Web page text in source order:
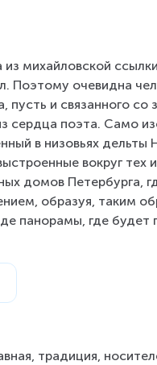
михайловской
Поэтому очевидна
и связанного со
сердца поэта. Само
в низовьях дельты
вокруг тех
домов Петербурга,
образуя, таким
панорамы, где будет
традиция,